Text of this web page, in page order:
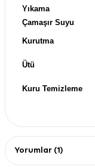
Yıkama
Çamaşır Suyu
Kurutma
Ütü
Kuru Temizleme
Yorumlar (1)